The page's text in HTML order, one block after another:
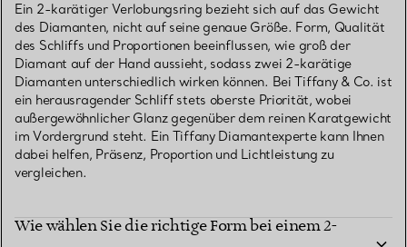
Ein 2-karätiger Verlobungsring bezieht sich auf das Gewicht
des Diamanten, nicht auf seine genaue Größe. Form, Qualität
des Schliffs und Proportionen beeinflussen, wie groß der
Diamant auf der Hand aussieht, sodass zwei 2-karätige
Diamanten unterschiedlich wirken können. Bei Tiffany & Co. ist
ein herausragender Schliff stets oberste Priorität, wobei
außergewöhnlicher Glanz gegenüber dem reinen Karatgewicht
im Vordergrund steht. Ein Tiffany Diamantexperte kann Ihnen
dabei helfen, Präsenz, Proportion und Lichtleistung zu
vergleichen.
Wie wählen Sie die richtige Form bei einem 2-